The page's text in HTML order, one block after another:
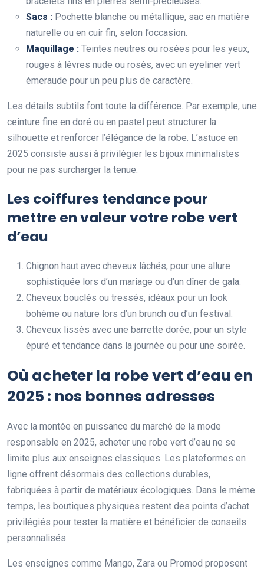
Sacs : Pochette blanche ou métallique, sac en matière
naturelle ou en cuir fin, selon l’occasion.
Maquillage : Teintes neutres ou rosées pour les yeux,
rouges à lèvres nude ou rosés, avec un eyeliner vert
émeraude pour un peu plus de caractère.
Les détails subtils font toute la différence. Par exemple, une
ceinture fine en doré ou en pastel peut structurer la
silhouette et renforcer l’élégance de la robe. L’astuce en
2025 consiste aussi à privilégier les bijoux minimalistes
pour ne pas surcharger la tenue.
Les coiffures tendance pour
mettre en valeur votre robe vert
d’eau
Chignon haut avec cheveux lâchés, pour une allure
sophistiquée lors d’un mariage ou d’un dîner de gala.
Cheveux bouclés ou tressés, idéaux pour un look
bohème ou nature lors d’un brunch ou d’un festival.
Cheveux lissés avec une barrette dorée, pour un style
épuré et tendance dans la journée ou pour une soirée.
Où acheter la robe vert d’eau en
2025 : nos bonnes adresses
Avec la montée en puissance du marché de la mode
responsable en 2025, acheter une robe vert d’eau ne se
limite plus aux enseignes classiques. Les plateformes en
ligne offrent désormais des collections durables,
fabriquées à partir de matériaux écologiques. Dans le même
temps, les boutiques physiques restent des points d’achat
privilégiés pour tester la matière et bénéficier de conseils
personnalisés.
Les enseignes comme Mango, Zara ou Promod proposent